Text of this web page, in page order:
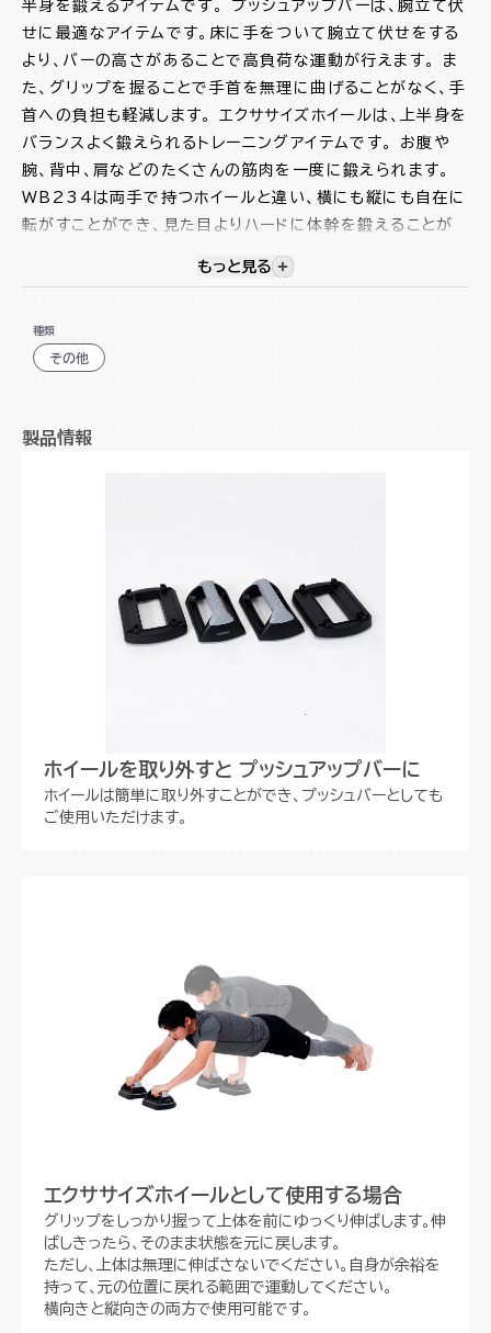
半身を鍛えるアイテムです。 プッシュアップバーは、腕立て伏
せに最適なアイテムです。床に手をついて腕立て伏せをする
より、バーの高さがあることで高負荷な運動が行えます。 ま
た、グリップを握ることで手首を無理に曲げることがなく、手
首への負担も軽減します。 エクササイズホイールは、上半身を
バランスよく鍛えられるトレーニングアイテムです。 お腹や
腕、背中、肩などのたくさんの筋肉を一度に鍛えられます。
WB234は両手で持つホイールと違い、横にも縦にも自在に
転がすことができ、見た目よりハードに体幹を鍛えることが
るので、短時間で身体を引き締めることができます。
プッシュアップバー+ エクササイズホイールの２WAY！
ホイールは縦にも横にも自在に転がすことが可能！
視覚的に非表示のコンテンツを
もっと見る
種類
その他
製品情報
ホイールを取り外すと プッシュアップバーに
ホイールは簡単に取り外すことができ、プッシュバーとしても
ご使用いただけます。
エクササイズホイールとして使用する場合
グリップをしっかり握って上体を前にゆっくり伸ばします。伸
ばしきったら、そのまま状態を元に戻します。
ただし、上体は無理に伸ばさないでください。自身が余裕を
持って、元の位置に戻れる範囲で運動してください。
横向きと縦向きの両方で使用可能です。